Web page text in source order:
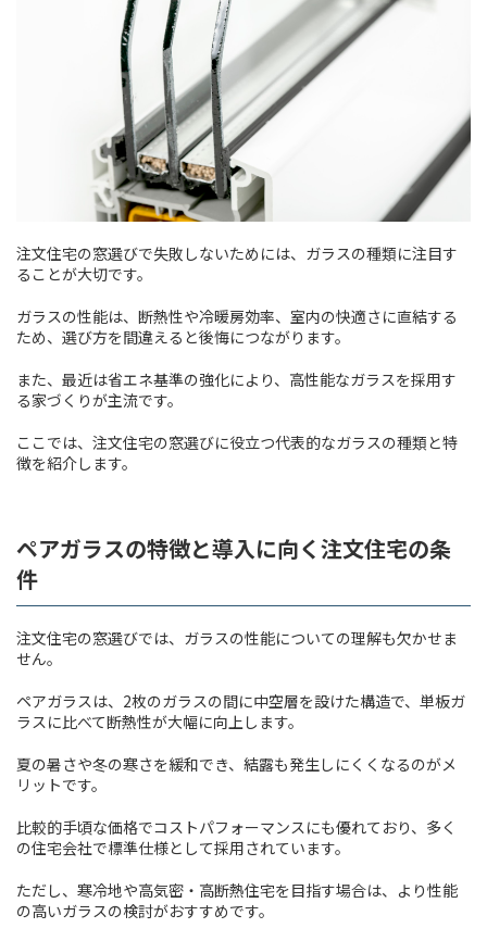
注文住宅の窓選びで失敗しないためには、ガラスの種類に注目す
ることが大切です。
ガラスの性能は、断熱性や冷暖房効率、室内の快適さに直結する
ため、選び方を間違えると後悔につながります。
また、最近は省エネ基準の強化により、高性能なガラスを採用す
る家づくりが主流です。
ここでは、注文住宅の窓選びに役立つ代表的なガラスの種類と特
徴を紹介します。
ペアガラスの特徴と導入に向く注文住宅の条
件
注文住宅の窓選びでは、ガラスの性能についての理解も欠かせま
せん。
ペアガラスは、2枚のガラスの間に中空層を設けた構造で、単板ガ
ラスに比べて断熱性が大幅に向上します。
夏の暑さや冬の寒さを緩和でき、結露も発生しにくくなるのがメ
リットです。
比較的手頃な価格でコストパフォーマンスにも優れており、多く
の住宅会社で標準仕様として採用されています。
ただし、寒冷地や高気密・高断熱住宅を目指す場合は、より性能
の高いガラスの検討がおすすめです。